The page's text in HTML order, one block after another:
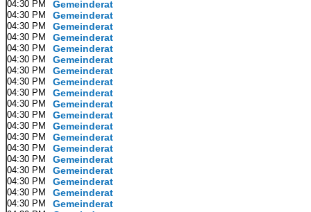
04:30 PM Gemeinderat
04:30 PM Gemeinderat
04:30 PM Gemeinderat
04:30 PM Gemeinderat
04:30 PM Gemeinderat
04:30 PM Gemeinderat
04:30 PM Gemeinderat
04:30 PM Gemeinderat
04:30 PM Gemeinderat
04:30 PM Gemeinderat
04:30 PM Gemeinderat
04:30 PM Gemeinderat
04:30 PM Gemeinderat
04:30 PM Gemeinderat
04:30 PM Gemeinderat
04:30 PM Gemeinderat
04:30 PM Gemeinderat
04:30 PM Gemeinderat
04:30 PM Gemeinderat